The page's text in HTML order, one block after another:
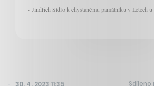
- Jindřich Šídlo k chystanému památníku v Letech u